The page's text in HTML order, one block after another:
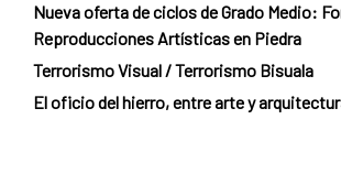
Nueva oferta de ciclos de Grado Medio:
Reproducciones Artísticas en Piedra
Terrorismo Visual / Terrorismo Bisuala
El oficio del hierro, entre arte y